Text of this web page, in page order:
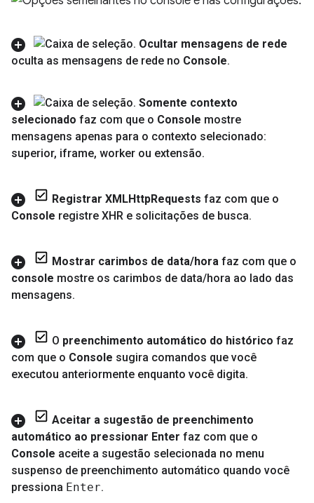
Ocultar mensagens de rede
oculta as mensagens de rede no Console.
Somente contexto
selecionado faz com que o Console mostre
mensagens apenas para o contexto selecionado:
superior, iframe, worker ou extensão.
Registrar XMLHttpRequests faz com que o
Console registre XHR e solicitações de busca.
Mostrar carimbos de data/hora faz com que o
console mostre os carimbos de data/hora ao lado das
mensagens.
O preenchimento automático do histórico faz
com que o Console sugira comandos que você
executou anteriormente enquanto você digita.
Aceitar a sugestão de preenchimento
automático ao pressionar Enter faz com que o
Console aceite a sugestão selecionada no menu
suspenso de preenchimento automático quando você
pressiona Enter.